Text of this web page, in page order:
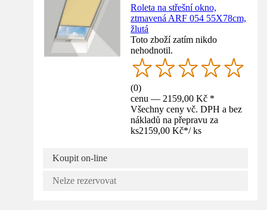
Roleta na střešní okno,
ztmavená ARF 054 55X78cm,
žlutá
Toto zboží zatím nikdo
nehodnotil.
(0)
cenu — 2159,00 Kč *
Všechny ceny vč. DPH a bez
nákladů na přepravu za
ks2159,00 Kč*/ ks
Koupit on-line
Nelze rezervovat